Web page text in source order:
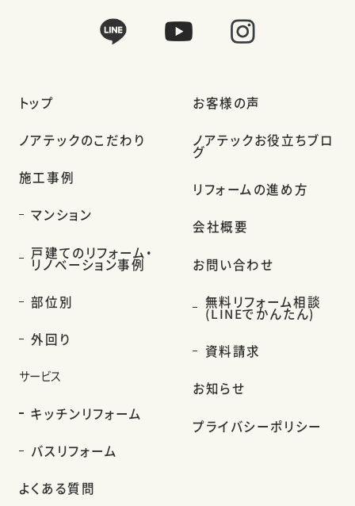
トップ
ノアテックのこだわり
施工事例
マンション
戸建てのリフォーム・
リノベーション事例
部位別
外回り
サービス
キッチンリフォーム
バスリフォーム
よくある質問
お客様の声
ノアテックお役立ちブロ
グ
リフォームの進め方
会社概要
お問い合わせ
無料リフォーム相談
(LINEでかんたん)
資料請求
お知らせ
プライバシーポリシー